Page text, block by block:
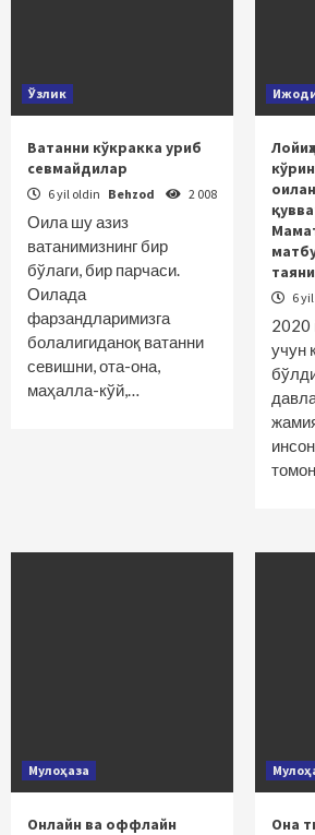
Ўзлик
Ватанни кўкракка уриб
севмайдилар
6 yil oldin Behzod 2 008
Оила шу азиз
ватанимизнинг бир
бўлаги, бир парчаси.
Оилада
фарзандларимизга
болалигиданоқ ватанни
севишни, ота-она,
маҳалла-кўй,…
6
2020
учун
Мулоҳаза
Онлайн ва оффлайн
Она